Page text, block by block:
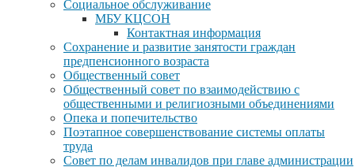
Социальное обслуживание
МБУ КЦСОН
Контактная информация
Сохранение и развитие занятости граждан
предпенсионного возраста
Общественный совет
Общественный совет по взаимодействию с
общественными и религиозными объединениями
Опека и попечительство
Поэтапное совершенствование системы оплаты
труда
Совет по делам инвалидов при главе администрации